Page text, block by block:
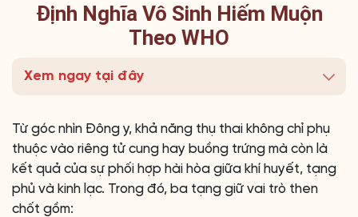
Định Nghĩa Vô Sinh Hiếm Muộn
Theo WHO
Xem ngay tại đây
Từ góc nhìn Đông y, khả năng thụ thai không chỉ phụ
thuộc vào riêng tử cung hay buồng trứng mà còn là
kết quả của sự phối hợp hài hòa giữa khí huyết, tạng
phủ và kinh lạc. Trong đó, ba tạng giữ vai trò then
chốt gồm: